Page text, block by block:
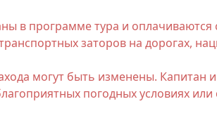
в программе тура и оплачиваются
заторов на дорогах,
могут быть изменены.
погодных условиях